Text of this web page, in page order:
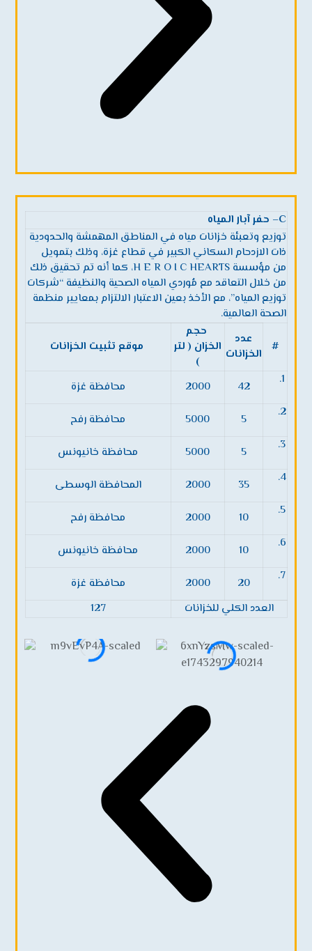
C– حفر آبار المياه
توزيع وتعبئة خزانات مياه في المناطق المهمشة والحدودية
ذات الازدحام السكاني الكبير في قطاع غزة، وذلك بتمويل
من مؤسسة H E R O I C HEARTS، كما أنه تم تحقيق ذلك
من خلال التعاقد مع مُوردي المياه الصحية والنظيفة “شركات
توزيع المياه”، مع الأخذ بعين الاعتبار الالتزام بمعايير منظمة
الصحة العالمية.
#
عدد
الخزانات
حجم
الخزان ( لتر
)
موقع تثبيت الخزانات
1.
42
2000
محافظة غزة
2.
5
5000
محافظة رفح
3.
5
5000
محافظة خانيونس
4.
35
2000
المحافظة الوسطى
5.
10
2000
محافظة رفح
6.
10
2000
محافظة خانيونس
7.
20
2000
محافظة غزة
العدد الكلي للخزانات
127